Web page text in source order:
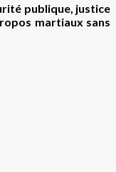
publique, justice
martiaux sans